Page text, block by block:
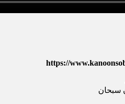
https://
سبحان